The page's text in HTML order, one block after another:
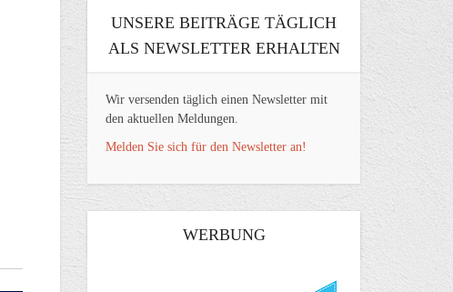
UNSERE BEITRÄGE TÄGLICH
ALS NEWSLETTER ERHALTEN
Wir versenden täglich einen Newsletter mit
den aktuellen Meldungen.
Melden Sie sich für den Newsletter an!
WERBUNG